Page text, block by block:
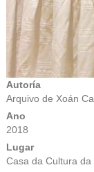
Autoría
Arquivo de Xoán
Ano
2018
Lugar
Casa da Cultura